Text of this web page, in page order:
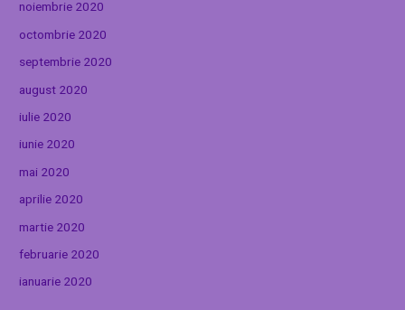
noiembrie 2020
octombrie 2020
septembrie 2020
august 2020
iulie 2020
iunie 2020
mai 2020
aprilie 2020
martie 2020
februarie 2020
ianuarie 2020